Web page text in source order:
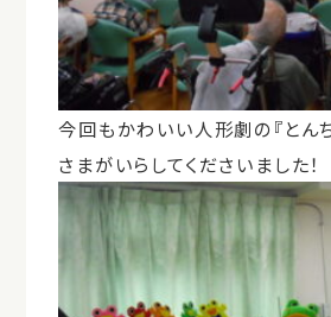
今回もかわいい人形劇の『とん
さまがいらしてくださいました！